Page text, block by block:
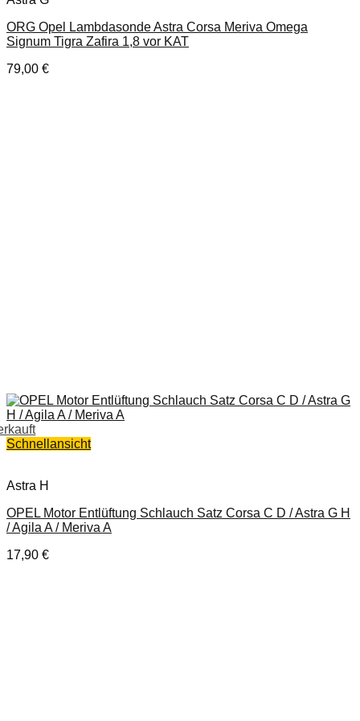
ORG Opel Lambdasonde Astra Corsa Meriva Omega
Signum Tigra Zafira 1,8 vor KAT
79,00 €
Schnellansicht
Astra H
OPEL Motor Entlüftung Schlauch Satz Corsa C D / Astra G H
/ Agila A / Meriva A
17,90 €